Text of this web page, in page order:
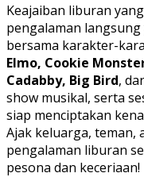
Keajaiban liburan
pengalaman
bersama karakter-
Elmo, Cookie
Cadabby, Big Bird,
show musikal, serta
siap menciptakan
Ajak keluarga, teman,
pengalaman liburan
pesona dan keceriaan!